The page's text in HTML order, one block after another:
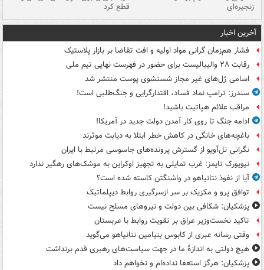
زنجیره‌ای قطع کرد
آخرین اخبار
فشار هم‌زمان گرانی مواد اولیه و افت تقاضا بر بازار پلاستیک
رقابت ۲۸ والیبالیست برای حضور در فهرست نهایی تیم ملی
اسامی ژل‌های غیر مجاز شستشوی پوست منتشر شد
سندرز: ترامپ نماد فساد، اقتدارگرایی و جنگ‌طلبی است!
مراقب علائم هپاتیت باشید!
ادامه جنگ تا روی کار آمدن دولت جدید در آمریکا!
باغچه‌های خانگی در کاهش خطر ابتلا به دیابت موثرند
نگرانی تل‌آویو از گسترش پرونده‌های جاسوسی مرتبط با ایران
نیویورک تایمز: غرب تمایلی به تجهیز اوکراین به موشک‌های رهگیر ندارد
آیا از نفوذ نتانیاهو در واشنگتن کاسته شده است؟
توافق پرو و مکزیک بر سر ازسرگیری روابط دیپلماتیک
پزشکیان: شکافی بین دولت و نیروهای مسلح نیست
تاکید نخست‌وزیر عراق بر تقویت روابط با عربستان
وقتی رسانه عبری از کابوس بنیامین نتانیاهو می‌گوید
هیچ دولتی به اندازۀ ما در جهت سیاست‌های رهبری قدم برنداشت
پزشکیان: هرگز استعفا نداده‌ام و نخواهم داد